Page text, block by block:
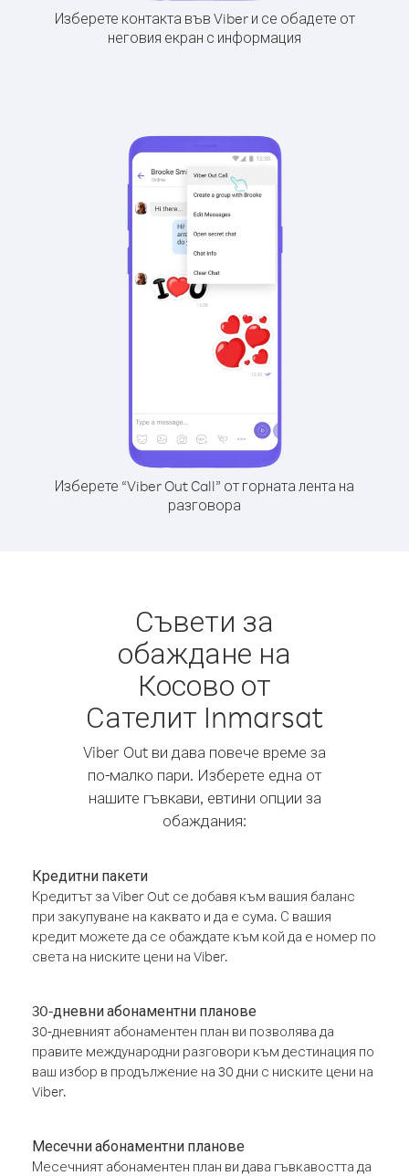
Изберете контакта във Viber и се обадете от
неговия екран с информация
Изберете “Viber Out Call” от горната лента на
разговора
Съвети за
обаждане на
Косово от
Сателит Inmarsat
Viber Out ви дава повече време за
по-малко пари. Изберете една от
нашите гъвкави, евтини опции за
обаждания:
Кредитни пакети
Кредитът за Viber Out се добавя към вашия баланс
при закупуване на каквато и да е сума. С вашия
кредит можете да се обаждате към кой да е номер по
света на ниските цени на Viber.
30-дневни абонаментни планове
30-дневният абонаментен план ви позволява да
правите международни разговори към дестинация по
ваш избор в продължение на 30 дни с ниските цени на
Viber.
Месечни абонаментни планове
Месечният абонаментен план ви дава гъвкавостта да